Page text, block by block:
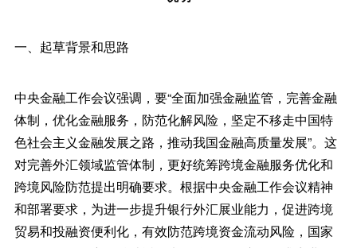
一、起草背景和思路
中央金融工作会议强调，要“全面加强金融监管，完善金融
体制，优化金融服务，防范化解风险，坚定不移走中国特
色社会主义金融发展之路，推动我国金融高质量发展”。这
对完善外汇领域监管体制，更好统筹跨境金融服务优化和
跨境风险防范提出明确要求。根据中央金融工作会议精神
和部署要求，为进一步提升银行外汇展业能力，促进跨境
贸易和投融资便利化，有效防范跨境资金流动风险，国家